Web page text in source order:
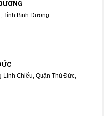
Tỉnh Bình Dương
Chiểu, Quận Thủ Đức,